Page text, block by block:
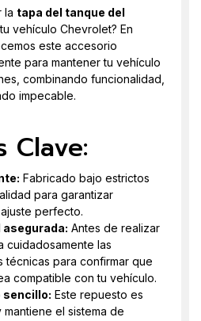
la tapa del tanque del
vehículo Chevrolet? En
este accesorio
para mantener tu vehículo
combinando funcionalidad,
impecable.
Clave:
Fabricado bajo estrictos
para garantizar
perfecto.
Antes de realizar
cuidadosamente las
técnicas para confirmar que
compatible con tu vehículo.
sencillo: Este repuesto es
el sistema de